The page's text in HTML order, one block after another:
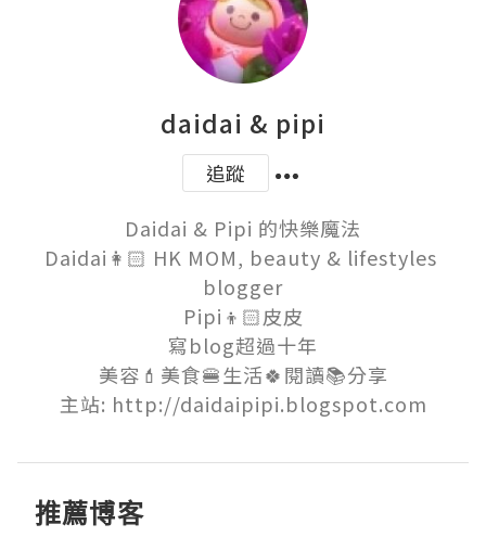
daidai & pipi
追蹤
Daidai & Pipi 的快樂魔法
Daidai👩🏻 HK MOM, beauty & lifestyles
blogger
Pipi👦🏻皮皮
寫blog超過十年
美容💄美食🍔生活🍀閱讀📚分享
主站: http://daidaipipi.blogspot.com
推薦博客